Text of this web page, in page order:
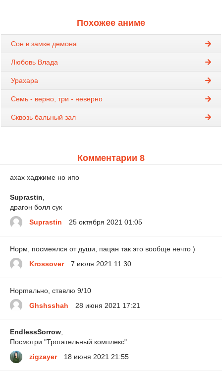
Похожее аниме
Сон в замке демона
Любовь Влада
Урахара
Семь - верно, три - неверно
Сквозь бальный зал
Комментарии 8
ахах хаджиме но ипо
Suprastin
драгон болл сук
Suprastin
25 октября 2021 01:05
Норм, посмеялся от души, пацан так это вообще нечто )
Krossover
7 июля 2021 11:30
Hopmaльно, ставлю 9/10
Ghshsshah
28 июня 2021 17:21
EndlessSorrow,
Посмотри "Трогательный комплекс"
zigzayer
18 июня 2021 21:55